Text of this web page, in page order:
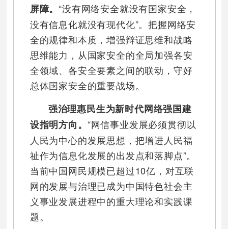
屏障。“没有网络安全就没有国家安全，
没有信息化就没有现代化”。把握网络安
全的规律和本质，增强辩证思维和战略
思维能力，从国家安全的全局加强各安
全领域、各安全要素之间的联动，守好
总体国家安全的重要战场。
强治理惠民生为新时代网络强国建
设指明方向。 “网信事业发展必须贯彻以
人民为中心的发展思想，把增进人民福
祉作为信息化发展的出发点和落脚点”。
当前中国网民规模已超过10亿，对互联
网的发展与治理已成为中国特色社会主
义事业发展进程中的重大理论和实践课
题。